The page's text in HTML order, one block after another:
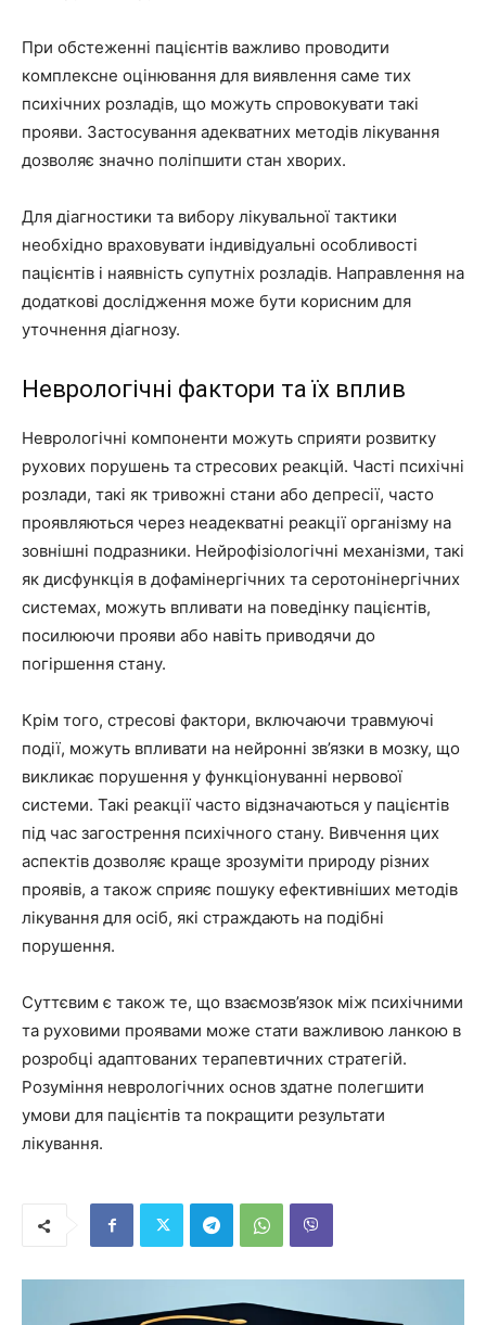
При обстеженні пацієнтів важливо проводити
комплексне оцінювання для виявлення саме тих
психічних розладів, що можуть спровокувати такі
прояви. Застосування адекватних методів лікування
дозволяє значно поліпшити стан хворих.
Для діагностики та вибору лікувальної тактики
необхідно враховувати індивідуальні особливості
пацієнтів і наявність супутніх розладів. Направлення на
додаткові дослідження може бути корисним для
уточнення діагнозу.
Неврологічні фактори та їх вплив
Неврологічні компоненти можуть сприяти розвитку
рухових порушень та стресових реакцій. Часті психічні
розлади, такі як тривожні стани або депресії, часто
проявляються через неадекватні реакції організму на
зовнішні подразники. Нейрофізіологічні механізми, такі
як дисфункція в дофамінергічних та серотонінергічних
системах, можуть впливати на поведінку пацієнтів,
посилюючи прояви або навіть приводячи до
погіршення стану.
Крім того, стресові фактори, включаючи травмуючі
події, можуть впливати на нейронні зв’язки в мозку, що
викликає порушення у функціонуванні нервової
системи. Такі реакції часто відзначаються у пацієнтів
під час загострення психічного стану. Вивчення цих
аспектів дозволяє краще зрозуміти природу різних
проявів, а також сприяє пошуку ефективніших методів
лікування для осіб, які страждають на подібні
порушення.
Суттєвим є також те, що взаємозв’язок між психічними
та руховими проявами може стати важливою ланкою в
розробці адаптованих терапевтичних стратегій.
Розуміння неврологічних основ здатне полегшити
умови для пацієнтів та покращити результати
лікування.